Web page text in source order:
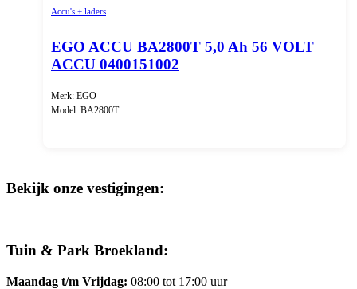
Accu's + laders
EGO ACCU BA2800T 5,0 Ah 56 VOLT
ACCU 0400151002
Merk: EGO
Model: BA2800T
Bekijk onze vestigingen:
Tuin & Park Broekland:
Maandag t/m Vrijdag: 08:00 tot 17:00 uur